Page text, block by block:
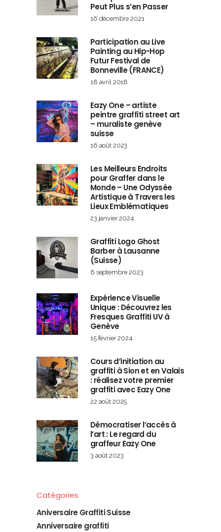
Peut Plus s’en Passer
16 décembre 2021
Participation au Live
Painting au Hip-Hop
Futur Festival de
Bonneville (FRANCE)
18 avril 2018
Eazy One – artiste
peintre graffiti street art
– muraliste genève
suisse
16 août 2023
Les Meilleurs Endroits
pour Graffer dans le
Monde – Une Odyssée
Artistique à Travers les
Lieux Emblématiques
23 janvier 2024
Graffiti Logo Ghost
Barber à Lausanne
(Suisse)
6 septembre 2023
Expérience Visuelle
Unique : Découvrez les
Fresques Graffiti UV à
Genève
15 février 2024
Cours d’initiation au
graffiti à Sion et en Valais
: réalisez votre premier
graffiti avec Eazy One
22 août 2025
Démocratiser l’accès à
l’art : Le regard du
graffeur Eazy One
3 août 2023
Catégories
Aniversaire Graffiti Suisse
Anniversaire graffiti